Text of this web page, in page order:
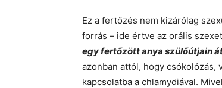
Ez a fertőzés nem kizárólag
forrás – ide értve az orális
egy fertőzött anya szülőútjain
azonban attól, hogy csókolózás,
kapcsolatba a chlamydiával.